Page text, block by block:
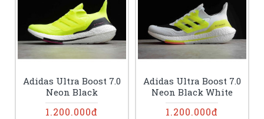
Adidas Ultra Boost 7.0
Neon Black
1.200.000đ
Adidas Ultra Boost 7.0
Neon Black White
1.200.000đ